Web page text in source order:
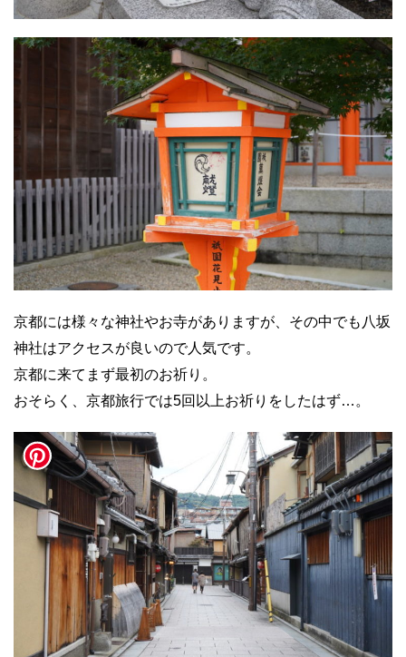
京都には様々な神社やお寺がありますが、その中でも八坂
神社はアクセスが良いので人気です。
京都に来てまず最初のお祈り。
おそらく、京都旅行では5回以上お祈りをしたはず…。